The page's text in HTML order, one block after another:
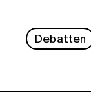
Debatten